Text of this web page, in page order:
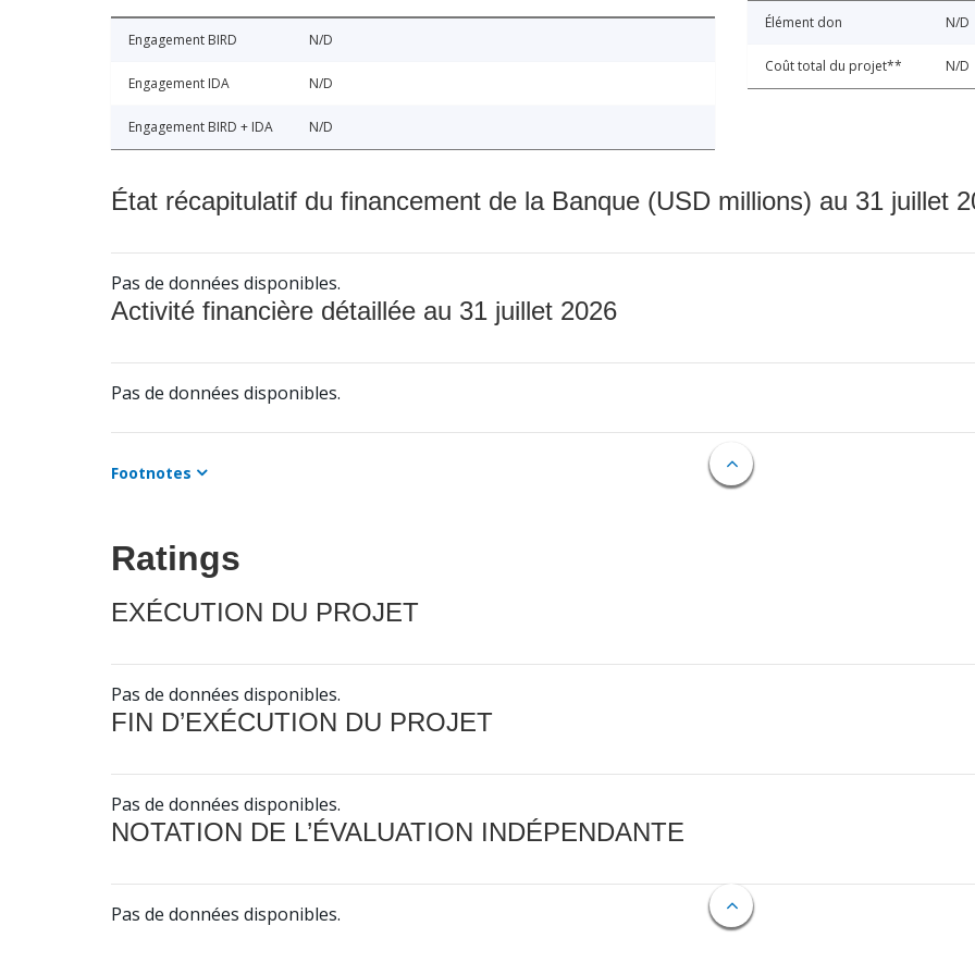
Engagement BIRD N/D
Engagement IDA N/D
Engagement BIRD + IDA N/D
Élément don N/D
Coût total du projet** N/D
État récapitulatif du financement de la Banque (USD millions) au 31 juillet
Pas de données disponibles.
Activité financière détaillée au 31 juillet 2026
Pas de données disponibles.
Footnotes
Ratings
EXÉCUTION DU PROJET
Pas de données disponibles.
FIN D’EXÉCUTION DU PROJET
Pas de données disponibles.
NOTATION DE L’ÉVALUATION INDÉPENDANTE
Pas de données disponibles.